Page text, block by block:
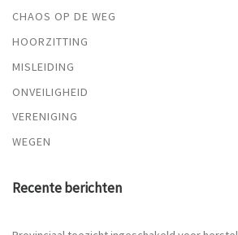
CHAOS OP DE WEG
HOORZITTING
MISLEIDING
ONVEILIGHEID
VERENIGING
WEGEN
Recente berichten